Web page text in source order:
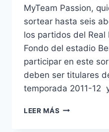
MyTeam Passion,
sortear hasta seis
los partidos del
Fondo del estadio
participar en este
deben ser titulares
temporada 2011-12
LEER MÁS LOS